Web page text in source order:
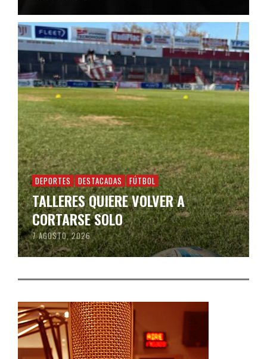
DEPORTES DESTACADAS FÚTBOL
TALLERES QUIERE VOLVER A
CORTARSE SOLO
7 AGOSTO, 2026